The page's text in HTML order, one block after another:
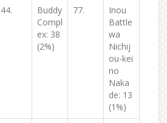
44.
Buddy
Compl
ex: 38
(2%)
77.
Inou
Battle
wa
Nichij
ou-kei
no
Naka
de: 13
(1%)